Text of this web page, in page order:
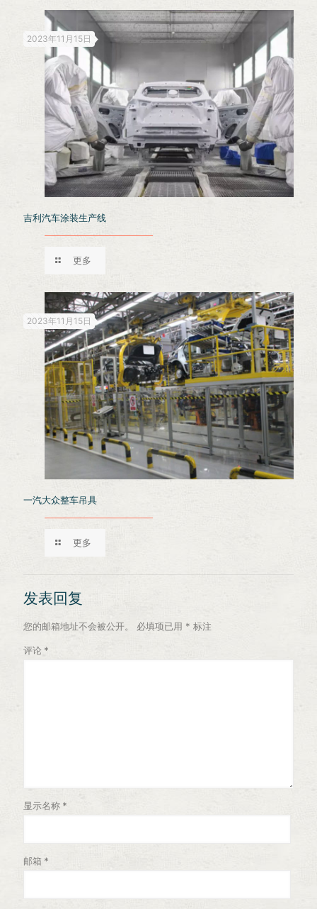
2023年11月15日
吉利汽车涂装生产线
更多
2023年11月15日
一汽大众整车吊具
更多
发表回复
您的邮箱地址不会被公开。 必填项已用 * 标注
评论 *
显示名称 *
邮箱 *